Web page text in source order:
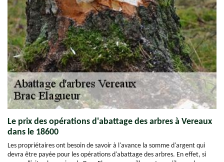
Le prix des opérations d'abattage des arbres à Vereaux
dans le 18600
Les propriétaires ont besoin de savoir à l'avance la somme d'argent qui
devra être payée pour les opérations d'abattage des arbres. En effet, si